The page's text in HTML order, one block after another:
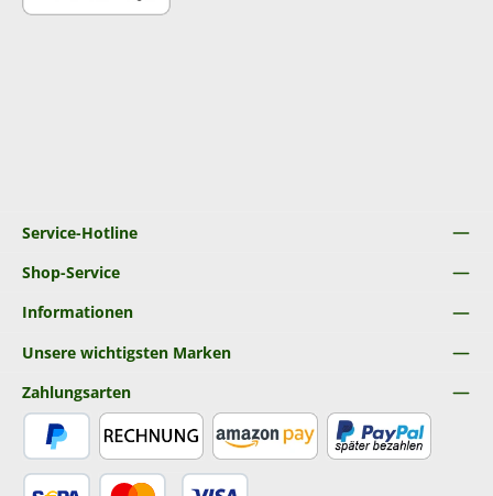
Service-Hotline
Shop-Service
Informationen
Unsere wichtigsten Marken
Zahlungsarten